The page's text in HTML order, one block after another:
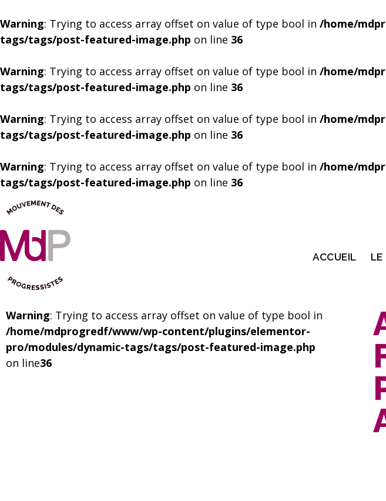
Warning: Trying to access array offset on value of type bool in /home/
tags/tags/post-featured-image.php on line 36
Warning: Trying to access array offset on value of type bool in /home/
tags/tags/post-featured-image.php on line 36
Warning: Trying to access array offset on value of type bool in /home/
tags/tags/post-featured-image.php on line 36
Warning: Trying to access array offset on value of type bool in /home/
tags/tags/post-featured-image.php on line 36
ACCUEIL LE
Warning: Trying to access array offset on value of type bool in
/home/mdprogredf/www/wp-content/plugins/elementor-
pro/modules/dynamic-tags/tags/post-featured-image.php
on line36